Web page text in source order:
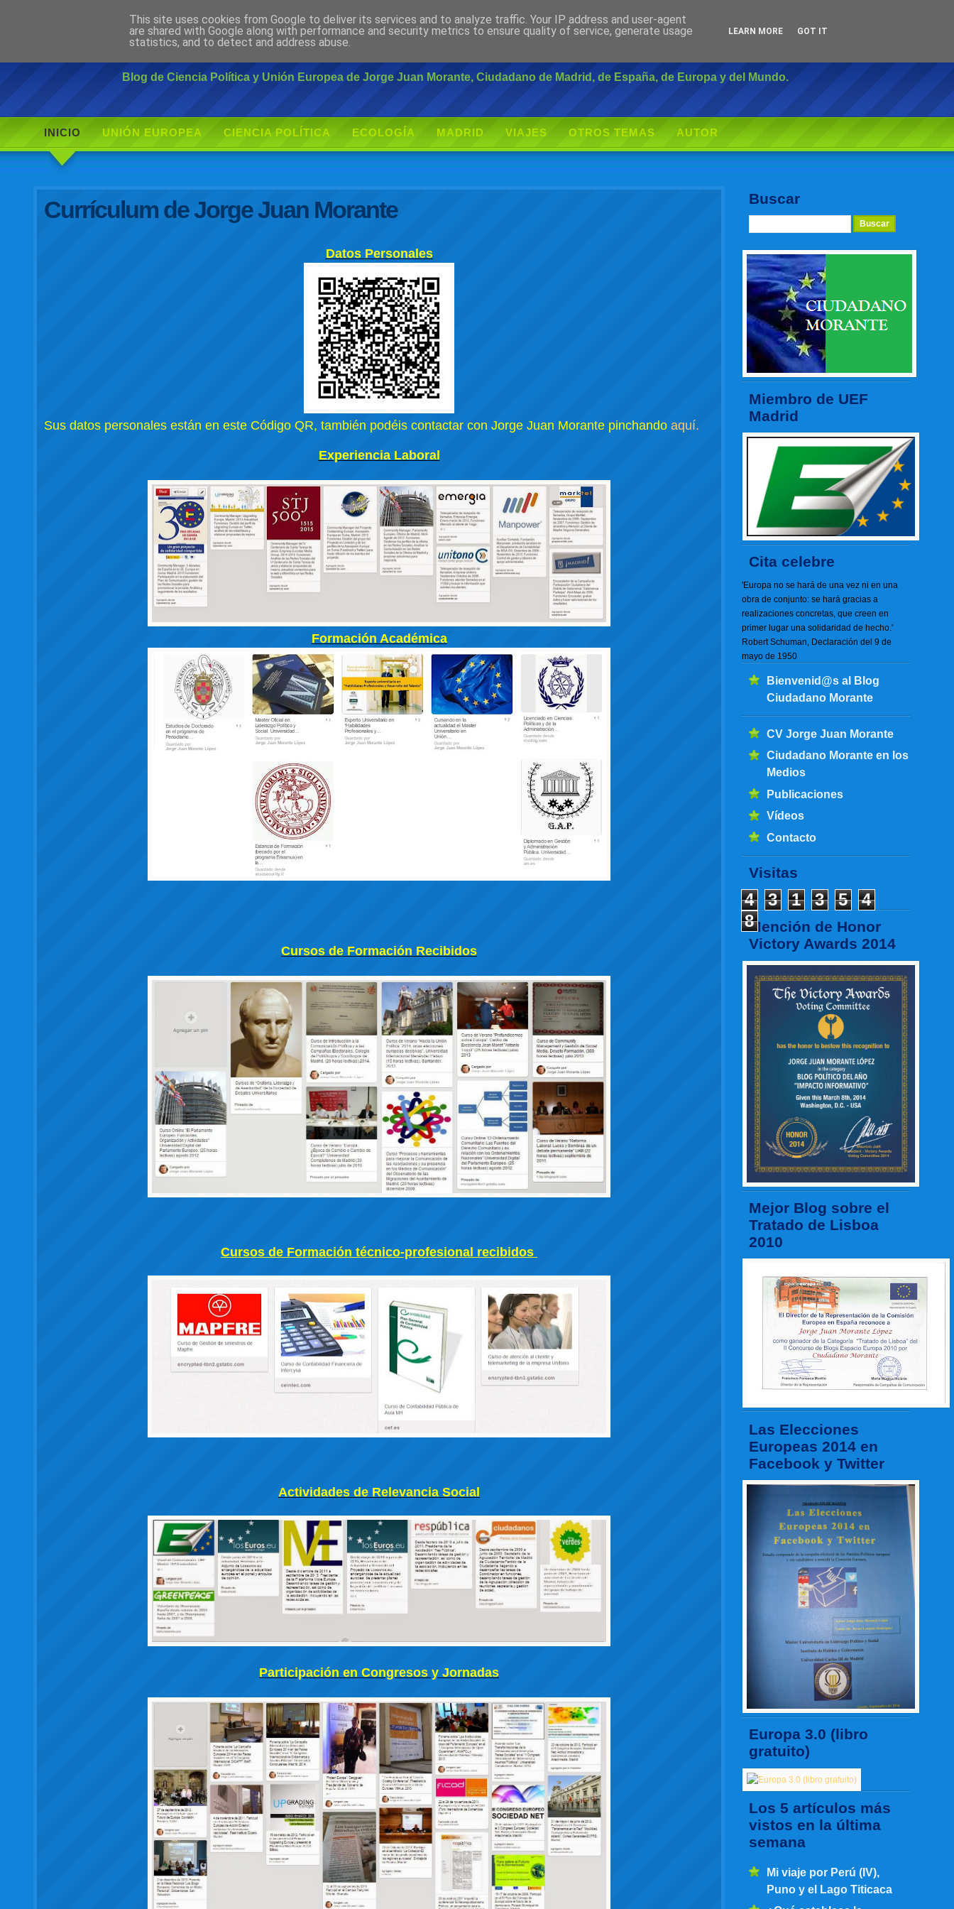
Ciudadano Morante
Blog de Ciencia Política y Unión Europea de Jorge Juan Morante, Ciudadano de Madrid, de España, de Europa y del Mundo.
INICIO UNIÓN EUROPEA CIENCIA POLÍTICA ECOLOGÍA MADRID VIAJES OTROS TEMAS AUTOR
Buscar
Miembro de UEF
Madrid
Cita celebre
'Europa no se hará de una vez ni en una
obra de conjunto: se hará gracias a
realizaciones concretas, que creen en
primer lugar una solidaridad de hecho.'
Robert Schuman, Declaración del 9 de
mayo de 1950
Bienvenid@s al Blog
Ciudadano Morante
CV Jorge Juan Morante
Ciudadano Morante en los
Medios
Publicaciones
Vídeos
Contacto
Visitas
4 3 1 3 5
4
8Mención de Honor
Victory Awards 2014
Mejor Blog sobre el
Tratado de Lisboa
2010
Las Elecciones
Europeas 2014 en
Facebook y Twitter
Europa 3.0 (libro
gratuito)
Los 5 artículos más
vistos en la última
semana
Mi viaje por Perú (IV),
Puno y el Lago Titicaca
Currículum de Jorge Juan Morante
Datos Personales
Sus datos personales están en este Código QR, también podéis contactar con Jorge Juan Morante pinchandoaquí.
Experiencia Laboral
Formación Académica
Cursos de Formación Recibidos
Cursos de Formación técnico-profesional recibidos
Actividades de Relevancia Social
Participación en Congresos y Jornadas
This site uses cookies from Google to deliver its services and to analyze traffic. Your IP address and user-agent
are shared with Google along with performance and security metrics to ensure quality of service, generate usage
statistics, and to detect and address abuse.
LEARN MORE GOT IT